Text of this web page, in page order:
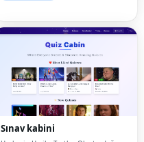
Sınav kabini